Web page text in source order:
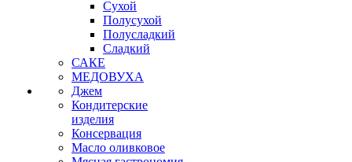
Сухой
Полусухой
Полусладкий
Сладкий
САКЕ
МЕДОВУХА
Джем
Кондитерские
изделия
Консервация
Масло оливковое